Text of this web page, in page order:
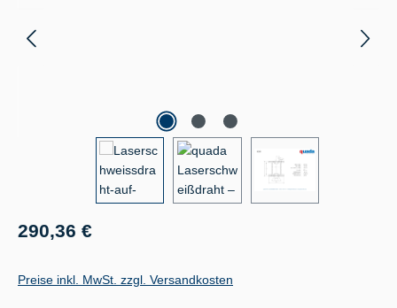
Regulärer Preis:
290,36 €
Preise inkl. MwSt. zzgl. Versandkosten